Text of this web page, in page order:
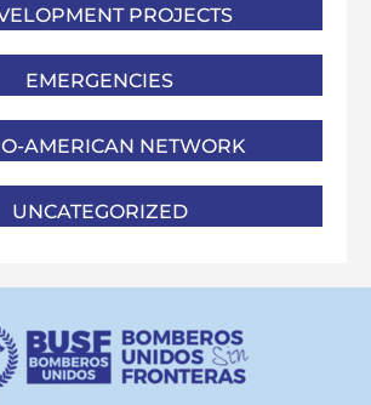
PROJECTS
EMERGENCIES
AMERICAN NETWORK
UNCATEGORIZED